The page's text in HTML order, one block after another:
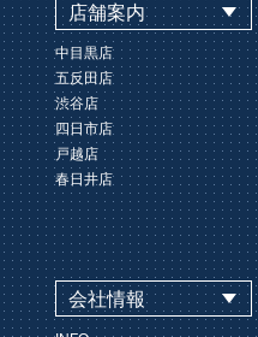
店舗案内
中目黒店
五反田店
渋谷店
四日市店
戸越店
春日井店
会社情報